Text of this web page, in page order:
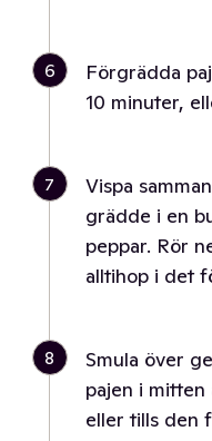
6
Förgrädda
10 minuter,
7
Vispa
grädde i en
peppar. Rör
alltihop i det
8
Smula över
pajen i
eller tills den